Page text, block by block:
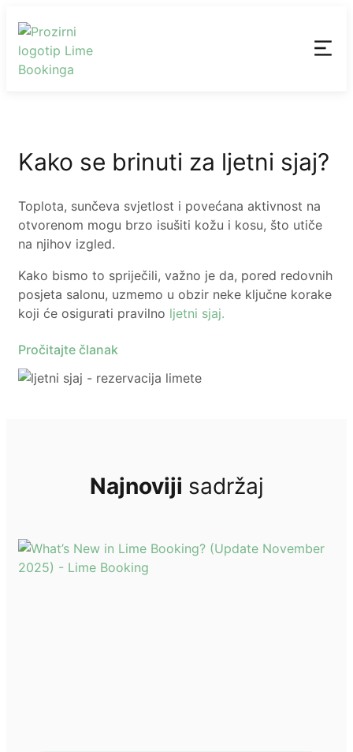
Kako se brinuti za ljetni sjaj?
Toplota, sunčeva svjetlost i povećana aktivnost na
otvorenom mogu brzo isušiti kožu i kosu, što utiče
na njihov izgled.
Kako bismo to spriječili, važno je da, pored redovnih
posjeta salonu, uzmemo u obzir neke ključne korake
koji će osigurati pravilno ljetni sjaj.
Pročitajte članak
Najnoviji sadržaj